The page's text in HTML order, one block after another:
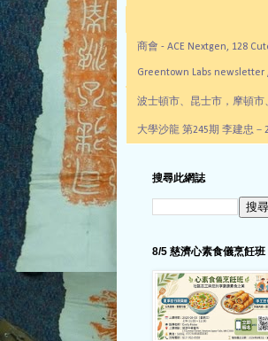
商會 - ACE Nextgen, 128
Greentown Labs newsletter
波士頓市、昆士市，摩頓市
大學沙龍 第245期 李建忠－
搜尋此網誌
8/5 慈濟心素食儀烹飪班